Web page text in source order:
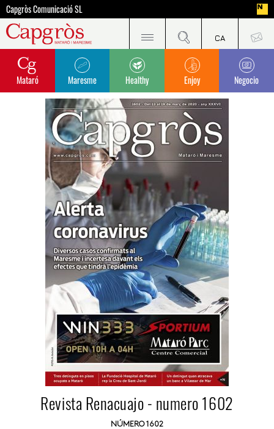
Capgròs Comunicació SL
Mataró Maresme Healthy Enjoy Negocio
Revista Renacuajo - numero 1602
NÚMERO 1602